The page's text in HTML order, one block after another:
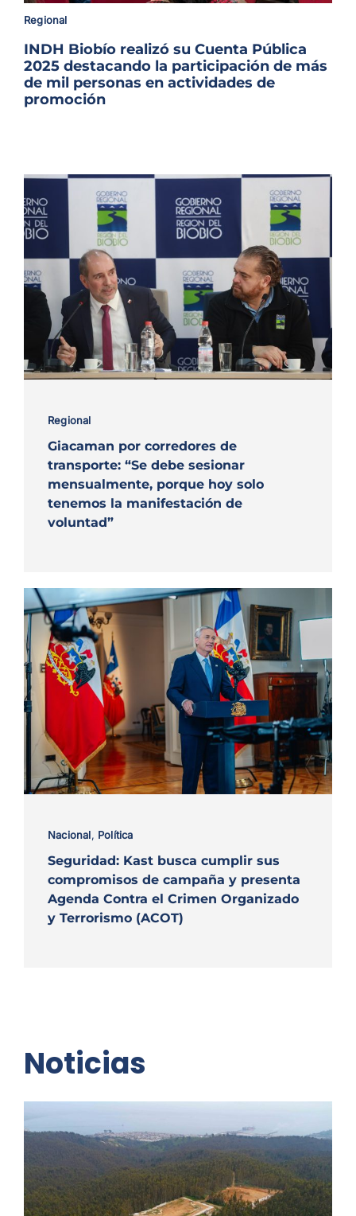
Regional
INDH Biobío realizó su Cuenta Pública
2025 destacando la participación de más
de mil personas en actividades de
promoción
Regional
Giacaman por corredores de
transporte: “Se debe sesionar
mensualmente, porque hoy solo
tenemos la manifestación de
voluntad”
Nacional, Política
Seguridad: Kast busca cumplir sus
compromisos de campaña y presenta
Agenda Contra el Crimen Organizado
y Terrorismo (ACOT)
Noticias